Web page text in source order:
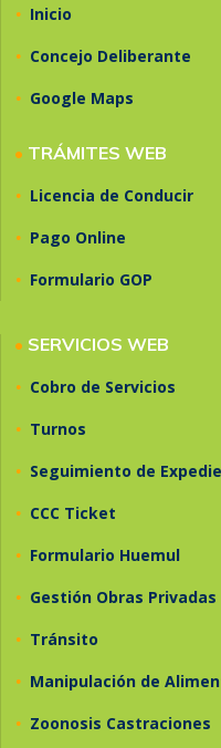
• Inicio
• Concejo Deliberante
• Google Maps
• TRÁMITES WEB
• Licencia de Conducir
• Pago Online
• Formulario GOP
• SERVICIOS WEB
• Cobro de Servicios
• Turnos
• Seguimiento de
• CCC Ticket
• Formulario Huemul
• Gestión Obras Privadas
• Tránsito
• Manipulación de
• Zoonosis Castraciones